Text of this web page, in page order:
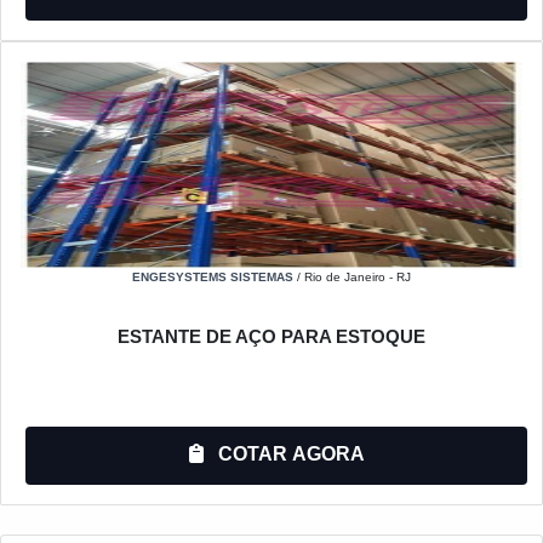
ENGESYSTEMS SISTEMAS / Rio de Janeiro - RJ
ESTANTE DE AÇO PARA ESTOQUE
COTAR AGORA